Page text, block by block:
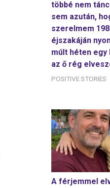
többé nem
sem azután,
szerelmem
éjszakáján
múlt héten
az ő rég
POSITIVE STORIES
A férjemmel